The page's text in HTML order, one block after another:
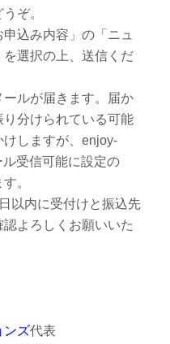
ぞ。
み内容」の「ニュ
選択の上、送信くだ
が届きます。届か
分けられている可能
しますが、enjoy-
受信可能に設定の
。
内に受付けと振込先
よろしくお願いいた
ンズ代表